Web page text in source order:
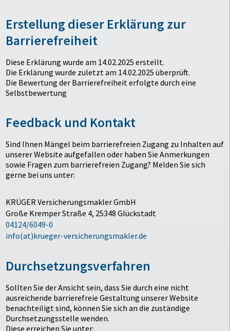
Erstellung dieser Erklärung zur
Barrierefreiheit
Diese Erklärung wurde am 14.02.2025 erstellt.
Die Erklärung wurde zuletzt am 14.02.2025 überprüft.
Die Bewertung der Barrierefreiheit erfolgte durch eine
Selbstbewertung
Feedback und Kontakt
Sind Ihnen Mängel beim barrierefreien Zugang zu Inhalten auf
unserer Website aufgefallen oder haben Sie Anmerkungen
sowie Fragen zum barrierefreien Zugang? Melden Sie sich
gerne bei uns unter:
KRÜGER Versicherungsmakler GmbH
Große Kremper Straße 4, 25348 Glückstadt
04124/6049-0
info(at)krueger-versicherungsmakler.de
Durchsetzungsverfahren
Sollten Sie der Ansicht sein, dass Sie durch eine nicht
ausreichende barrierefreie Gestaltung unserer Website
benachteiligt sind, können Sie sich an die zuständige
Durchsetzungsstelle wenden.
Diese erreichen Sie unter: